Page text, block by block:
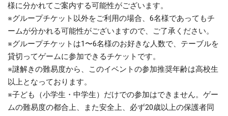
様に分かれてご案内する可能性がございます。
※グループチケット以外をご利用の場合、6名様であってもチ
ームが分かれる可能性がございますので、ご了承ください。
※グループチケットは1〜6名様のお好きな人数で、テーブルを
貸切ってゲームに参加できるチケットです。
※謎解きの難易度から、このイベントの参加推奨年齢は高校生
以上となっております。
※子ども（小学生・中学生）だけでの参加はできません。ゲー
ムの難易度の都合上、また安全上、必ず20歳以上の保護者同